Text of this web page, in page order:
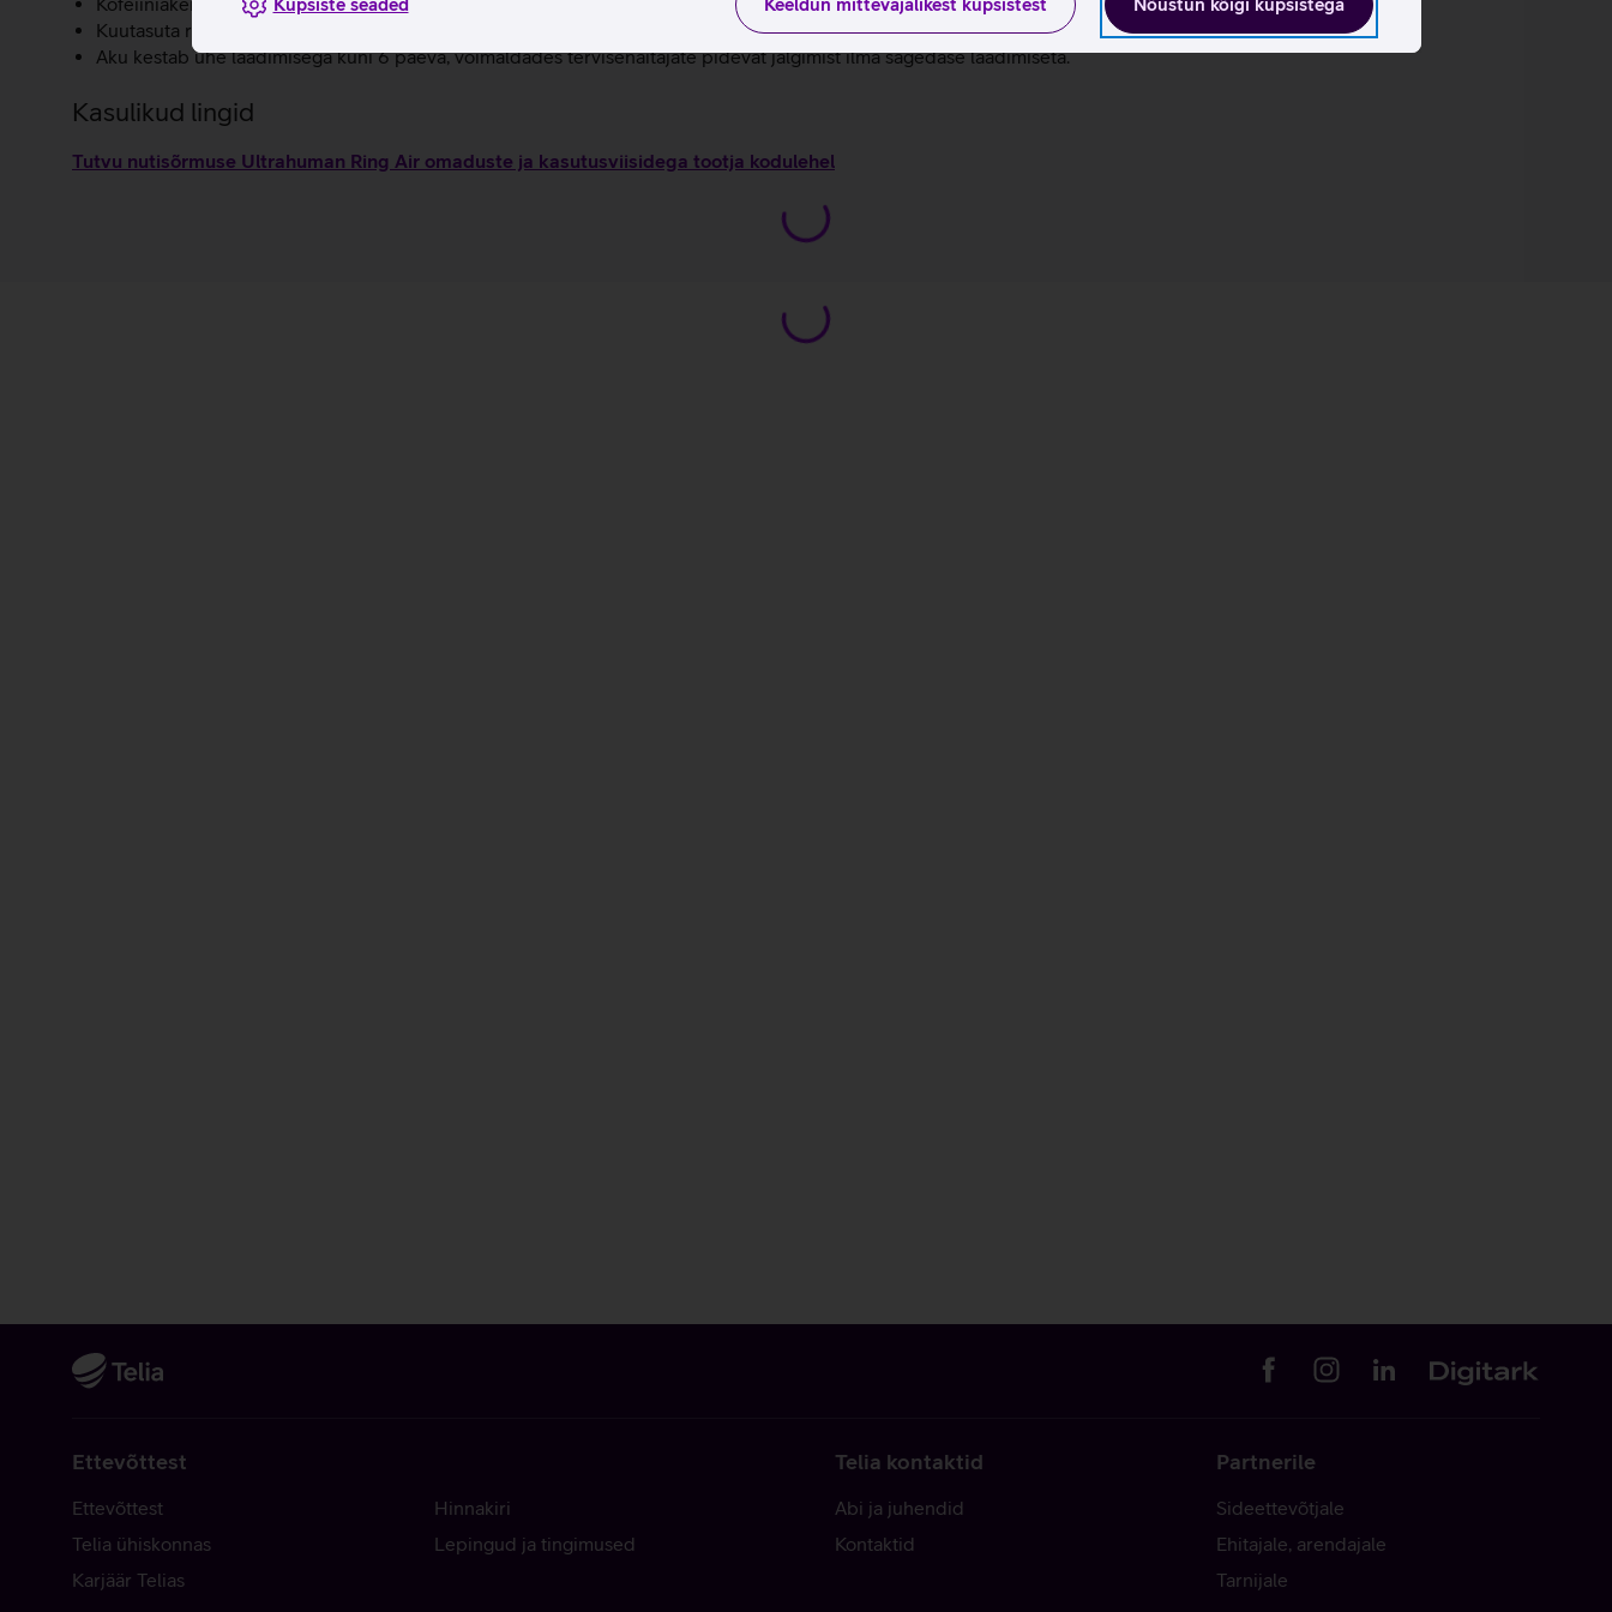
Nõustun kõigi küpsistega
Keeldun mittevajalikest küpsistest
Küpsiste seaded
Kuutasuta rakendus: Ultrahumani detailne äpp ja kõik terviseandmed on kasutatavad ilma igasuguse kuutasuta.
Aku kestab ühe laadimisega kuni 6 päeva, võimaldades tervisenäitajate pidevat jälgimist ilma sagedase laadimiseta.
Kasulikud lingid
Tutvu nutisõrmuse Ultrahuman Ring Air omaduste ja kasutusviisidega tootja kodulehel
Ettevõttest
Ettevõttest
Telia ühiskonnas
Karjäär Telias
Hinnakiri
Lepingud ja tingimused
Telia kontaktid
Abi ja juhendid
Kontaktid
Partnerile
Sideettevõtjale
Ehitajale, arendajale
Tarnijale